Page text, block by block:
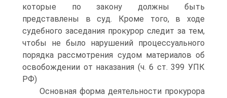
которые по закону должны быть
представлены в суд. Кроме того, в ходе
судебного заседания прокурор следит за тем,
чтобы не было нарушений процессуального
порядка рассмотрения судом материалов об
освобождении от наказания (ч. 6 ст. 399 УПК
РФ)
Основная форма деятельности прокурора